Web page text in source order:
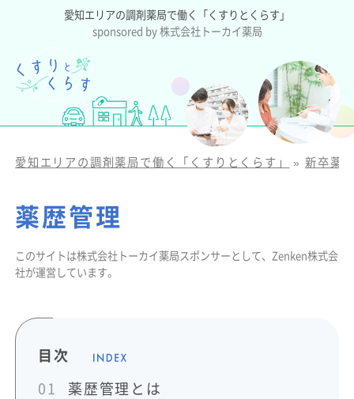
愛知エリアの調剤薬局で働く「くすりとくらす」
sponsored by 株式会社トーカイ薬局
愛知エリアの調剤薬局で働く「くすりとくらす」 » 新卒薬
薬歴管理
このサイトは株式会社トーカイ薬局スポンサーとして、Zenken株式会
社が運営しています。
目次
薬歴管理とは